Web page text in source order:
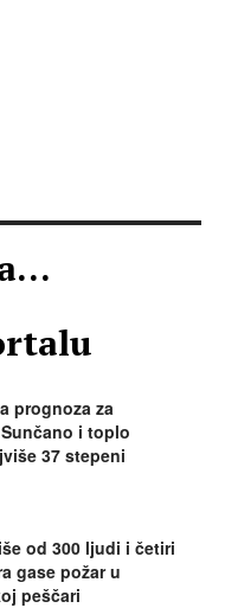
prognoza za
i toplo
37 stepeni
od 300 ljudi i četiri
gase požar u
peščari